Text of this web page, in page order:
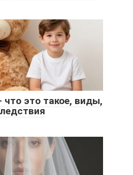
что это такое, виды,